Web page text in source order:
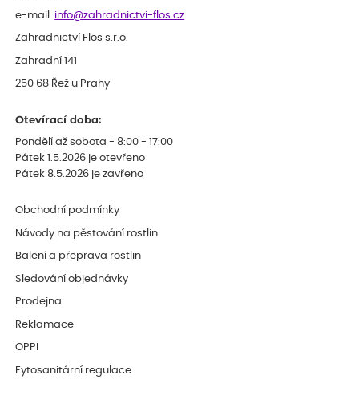
e-mail: info@zahradnictvi-flos.cz
Zahradnictví Flos s.r.o.
Zahradní 141
250 68 Řež u Prahy
Otevírací doba:
Pondělí až sobota - 8:00 - 17:00
Pátek 1.5.2026 je otevřeno
Pátek 8.5.2026 je zavřeno
Obchodní podmínky
Návody na pěstování rostlin
Balení a přeprava rostlin
Sledování objednávky
Prodejna
Reklamace
OPPI
Fytosanitární regulace